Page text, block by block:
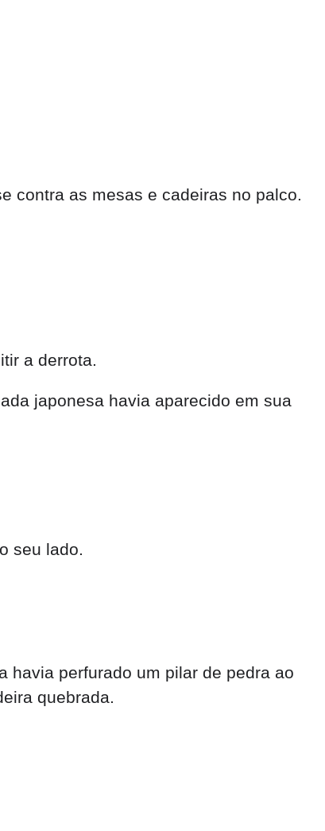
contra as mesas e cadeiras no palco.
a derrota.
japonesa havia aparecido em sua
seu lado.
havia perfurado um pilar de pedra ao
quebrada.